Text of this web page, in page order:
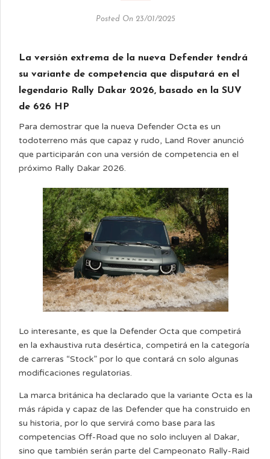
Posted On 23/01/2025
La versión extrema de la nueva Defender tendrá
su variante de competencia que disputará en el
legendario Rally Dakar 2026, basado en la SUV
de 626 HP
Para demostrar que la nueva Defender Octa es un
todoterreno más que capaz y rudo, Land Rover anunció
que participarán con una versión de competencia en el
próximo Rally Dakar 2026.
Lo interesante, es que la Defender Octa que competirá
en la exhaustiva ruta desértica, competirá en la categoría
de carreras “Stock” por lo que contará cn solo algunas
modificaciones regulatorias.
La marca británica ha declarado que la variante Octa es la
más rápida y capaz de las Defender que ha construido en
su historia, por lo que servirá como base para las
competencias Off-Road que no solo incluyen al Dakar,
sino que también serán parte del Campeonato Rally-Raid